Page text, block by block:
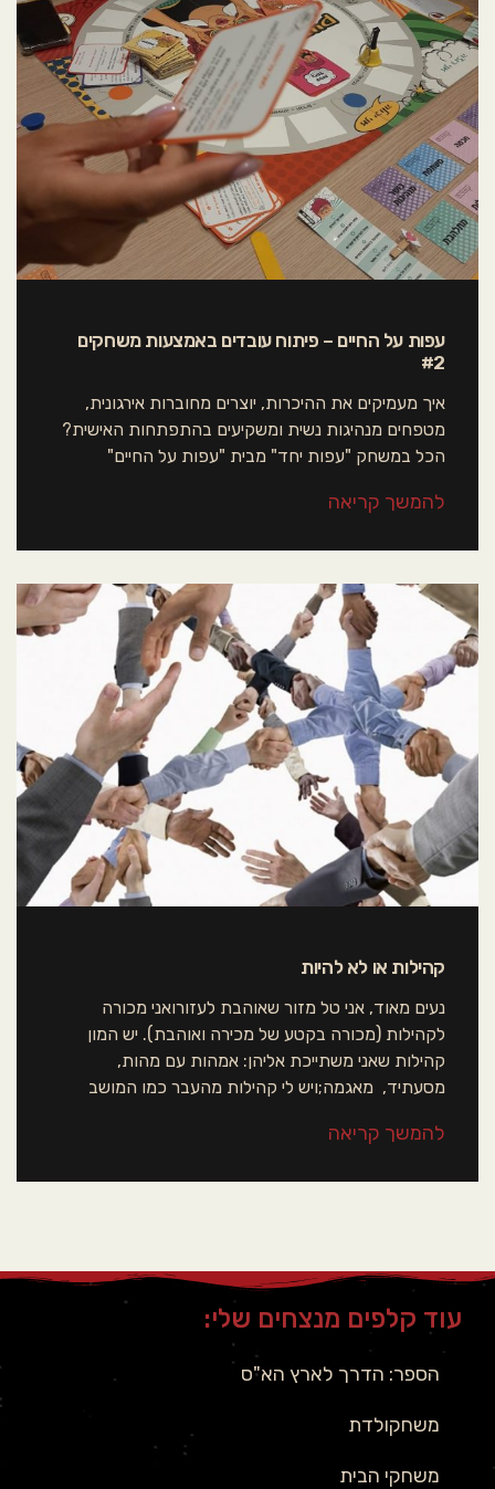
font_download סמן קישורים
אפס את כל האפשרויות
cached
עפות על החיים – פיתוח עובדים באמצעות משחקים
#2
איך מעמיקים את ההיכרות, יוצרים מחוברות אירגונית,
מטפחים מנהיגות נשית ומשקיעים בהתפתחות האישית?
הכל במשחק "עפות יחד" מבית "עפות על החיים"
להמשך קריאה
קהילות או לא להיות
נעים מאוד, אני טל מזור שאוהבת לעזורואני מכורה
לקהילות (מכורה בקטע של מכירה ואוהבת). יש המון
קהילות שאני משתייכת אליהן: אמהות עם מהות,
מסעתיד, מאגמה;ויש לי קהילות מהעבר כמו המושב
להמשך קריאה
עוד קלפים מנצחים שלי:
הספר: הדרך לארץ הא"ס
משחקולדת
משחקי הבית